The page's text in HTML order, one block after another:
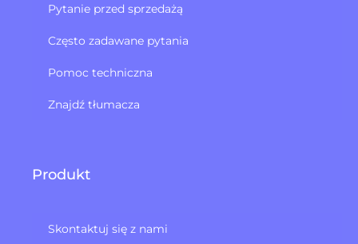
Pytanie przed sprzedażą
Często zadawane pytania
Pomoc techniczna
Znajdź tłumacza
Produkt
Skontaktuj się z nami